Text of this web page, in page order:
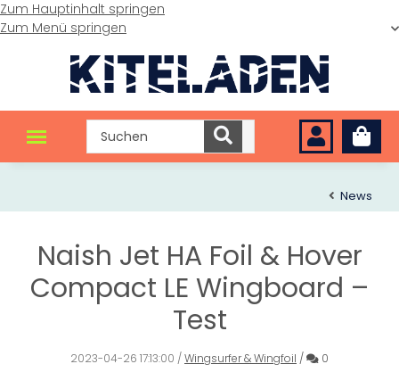
Zum Hauptinhalt springen
Zum Menü springen
News
Naish Jet HA Foil & Hover
Compact LE Wingboard –
Test
2023-04-26 17:13:00 /Wingsurfer & Wingfoil / Kommentare
0